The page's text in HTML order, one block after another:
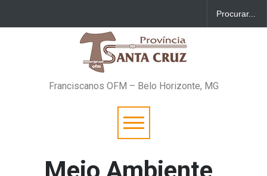
Franciscanos OFM – Belo Horizonte, MG